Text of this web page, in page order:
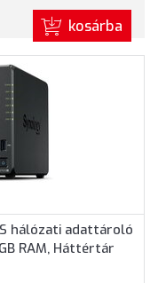
kosárba
hálózati adattároló
RAM, Háttértár